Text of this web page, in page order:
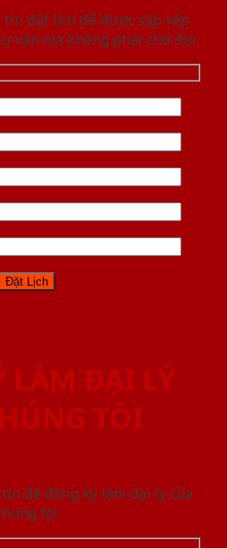
đặt lịch để được sắp xếp
vấn mà không phải chờ đợi.
LÀM ĐẠI LÝ
TÔI
để đăng ký làm đại lý của
tôi